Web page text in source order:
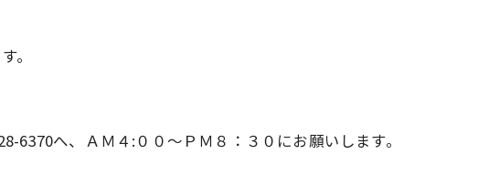
。
6370へ、ＡＭ４:００～ＰＭ８：３０にお願いします。